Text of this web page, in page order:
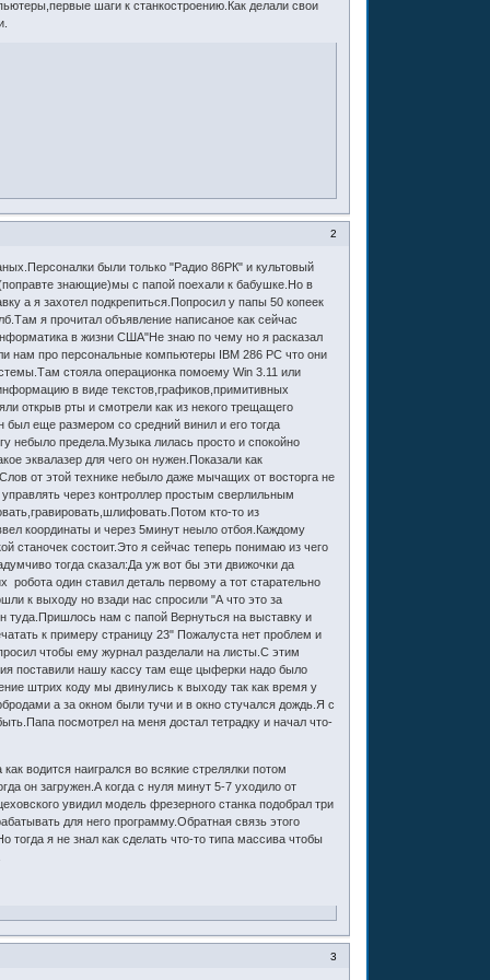
шаги к станкостроению.Как делали свои
2
были только "Радио 86РК" и культовый
знающие)мы с папой поехали к бабушке.Но в
а я захотел подкрепиться.Попросил у папы 50 копеек
я прочитал объявление написаное как сейчас
в жизни США"Не знаю по чему но я расказал
нам про персональные компьютеры IBM 286 PC что они
стояла операционка помоему Win 3.11 или
в виде текстов,графиков,примитивных
открыв рты и смотрели как из некого трещащего
еще размером со средний винил и его тогда
небыло предела.Музыка лилась просто и спокойно
эквалазер для чего он нужен.Показали как
от этой технике небыло даже мычащих от восторга не
через контроллер простым сверлильным
кто-то из
координаты и через 5минут неыло отбоя.Каждому
станочек состоит.Это я сейчас теперь понимаю из чего
тогда сказал:Да уж вот бы эти движочки да
один ставил деталь первому а тот старательно
к выходу но взади нас спросили "А что это за
туда.Пришлось нам с папой Вернуться на выставку и
к примеру страницу 23" Пожалуста нет проблем и
чтобы ему журнал разделали на листы.С этим
поставили нашу кассу там еще цыферки надо было
штрих коду мы двинулись к выходу так как время у
а за окном были тучи и в окно стучался дождь.Я с
посмотрел на меня достал тетрадку и начал что-
водится наигрался во всякие стрелялки потом
он загружен.А когда с нуля минут 5-7 уходило от
увидил модель фрезерного станка подобрал три
для него программу.Обратная связь этого
тогда я не знал как сделать что-то типа массива чтобы
3